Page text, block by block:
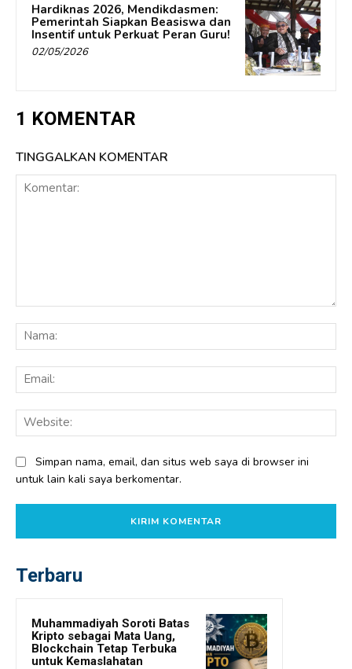
Hardiknas 2026, Mendikdasmen:
Pemerintah Siapkan Beasiswa dan
Insentif untuk Perkuat Peran Guru!
02/05/2026
1 KOMENTAR
TINGGALKAN KOMENTAR
Simpan nama, email, dan situs web saya di browser ini
untuk lain kali saya berkomentar.
Terbaru
Muhammadiyah Soroti Batas
Kripto sebagai Mata Uang,
Blockchain Tetap Terbuka
untuk Kemaslahatan